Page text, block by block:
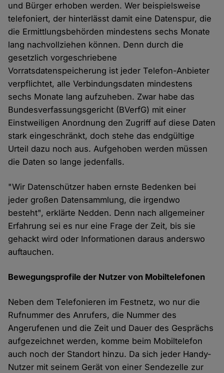
und Bürger erhoben werden. Wer beispielsweise
telefoniert, der hinterlässt damit eine Datenspur, die
die Ermittlungsbehörden mindestens sechs Monate
lang nachvollziehen können. Denn durch die
gesetzlich vorgeschriebene
Vorratsdatenspeicherung ist jeder Telefon-Anbieter
verpflichtet, alle Verbindungsdaten mindestens
sechs Monate lang aufzuheben. Zwar habe das
Bundesverfassungsgericht (BVerfG) mit einer
Einstweiligen Anordnung den Zugriff auf diese Daten
stark eingeschränkt, doch stehe das endgültige
Urteil dazu noch aus. Aufgehoben werden müssen
die Daten so lange jedenfalls.
"Wir Datenschützer haben ernste Bedenken bei
jeder großen Datensammlung, die irgendwo
besteht", erklärte Nedden. Denn nach allgemeiner
Erfahrung sei es nur eine Frage der Zeit, bis sie
gehackt wird oder Informationen daraus anderswo
auftauchen.
Bewegungsprofile der Nutzer von Mobiltelefonen
Neben dem Telefonieren im Festnetz, wo nur die
Rufnummer des Anrufers, die Nummer des
Angerufenen und die Zeit und Dauer des Gesprächs
aufgezeichnet werden, komme beim Mobiltelefon
auch noch der Standort hinzu. Da sich jeder Handy-
Nutzer mit seinem Gerät von einer Sendezelle zur